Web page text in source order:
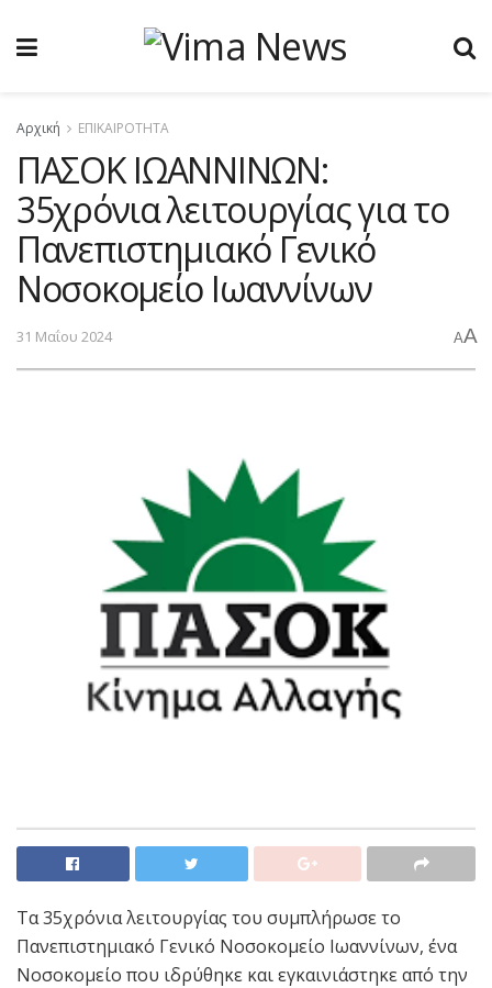
Αρχική ΕΠΙΚΑΙΡΟΤΗΤΑ
ΠΑΣΟΚ ΙΩΑΝΝΙΝΩΝ:
35χρόνια λειτουργίας για το
Πανεπιστημιακό Γενικό
Νοσοκομείο Ιωαννίνων
31 Μαΐου 2024 AA
Τα 35χρόνια λειτουργίας του συμπλήρωσε το
Πανεπιστημιακό Γενικό Νοσοκομείο Ιωαννίνων, ένα
Νοσοκομείο που ιδρύθηκε και εγκαινιάστηκε από την